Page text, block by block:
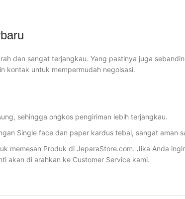
dan sangat terjangkau. Yang pastinya juga
kontak untuk mempermudah negoisasi.
sehingga ongkos pengiriman lebih terjangkau.
Single face dan paper kardus tebal, sangat aman
memesan Produk di JeparaStore.com. Jika Anda
akan di arahkan ke Customer Service kami.